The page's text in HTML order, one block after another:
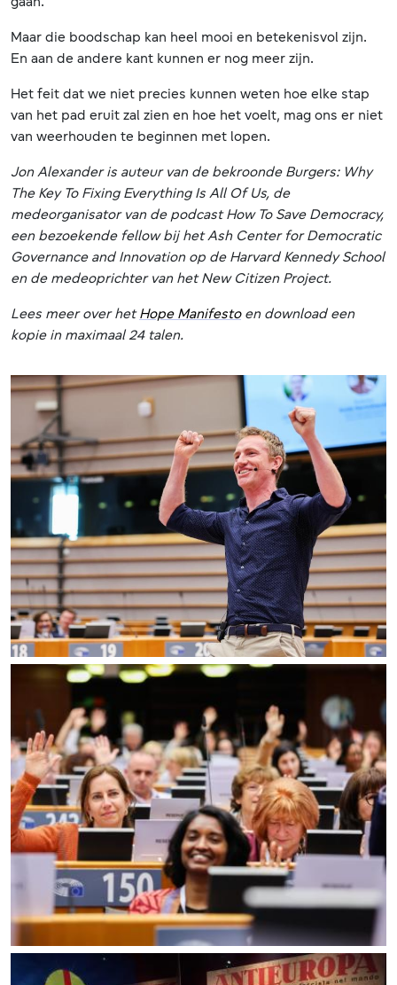
Maar die boodschap kan heel mooi en betekenisvol zijn.
En aan de andere kant kunnen er nog meer zijn.
Het feit dat we niet precies kunnen weten hoe elke stap
van het pad eruit zal zien en hoe het voelt, mag ons er niet
van weerhouden te beginnen met lopen.
Jon Alexander is auteur van de bekroonde Burgers: Why
The Key To Fixing Everything Is All Of Us, de
medeorganisator van de podcast How To Save Democracy,
een bezoekende fellow bij het Ash Center for Democratic
Governance and Innovation op de Harvard Kennedy School
en de medeoprichter van het New Citizen Project.
Lees meer over het Hope Manifestoen download een
kopie in maximaal 24 talen.